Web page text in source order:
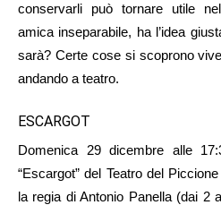
conservarli può tornare utile
amica inseparabile, ha l’idea
sarà? Certe cose si scoprono
andando a teatro.
ESCARGOT
Domenica 29 dicembre alle
“Escargot” del Teatro del
la regia di Antonio Panella (dai 2